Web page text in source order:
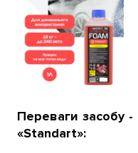
Переваги засобу -
«Standart»: